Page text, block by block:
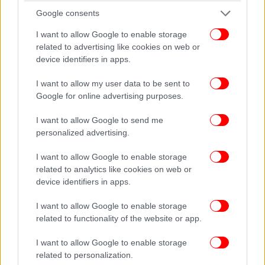
Google consents
I want to allow Google to enable storage
related to advertising like cookies on web or
device identifiers in apps.
I want to allow my user data to be sent to
Google for online advertising purposes.
I want to allow Google to send me
personalized advertising.
I want to allow Google to enable storage
related to analytics like cookies on web or
device identifiers in apps.
I want to allow Google to enable storage
related to functionality of the website or app.
I want to allow Google to enable storage
related to personalization.
επαγγελματικές του δραστηριότητες, ενώ
προσπαθούν να διατηρούν χαμηλούς τόνους στην
οικογενειακή τους ζωή.
Χρήστος Χολίδης και Κατερίνα Γκιουζέλη
Μετά από τρία χρόνια σχέσης οΧρήστος Χολίδης
παντρεύτηκε την αγαπημένη του Κατερίνα
Γκιουζέλη. Οι δυο τους έχουν κρατήσει ένα
ιδιαίτερα χαμηλό προφίλ και δεν προκαλούν με την
προσωπική τους ζωή.
Το ζευγάρι παντρεύτηκε στις 19 Ιουλίου σε κτήμα
συγγενείς και φίλοι.